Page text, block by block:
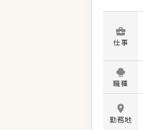
仕事
職種
勤務地